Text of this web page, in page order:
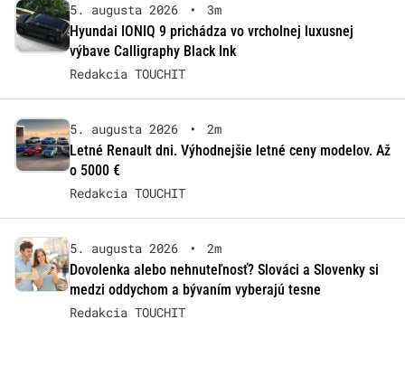
5. augusta 2026 •
3m
Hyundai IONIQ 9 prichádza vo vrcholnej luxusnej
výbave Calligraphy Black Ink
Redakcia TOUCHIT
5. augusta 2026 •
2m
Letné Renault dni. Výhodnejšie letné ceny modelov. Až
o 5000 €
Redakcia TOUCHIT
5. augusta 2026 •
2m
Dovolenka alebo nehnuteľnosť? Slováci a Slovenky si
medzi oddychom a bývaním vyberajú tesne
Redakcia TOUCHIT